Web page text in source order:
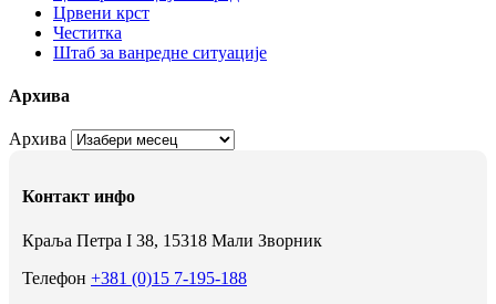
Црвени крст
Честитка
Штаб за ванредне ситуације
Архива
Архива
Контакт инфо
Краља Петра I 38, 15318 Мали Зворник
Телефон +381 (0)15 7-195-188